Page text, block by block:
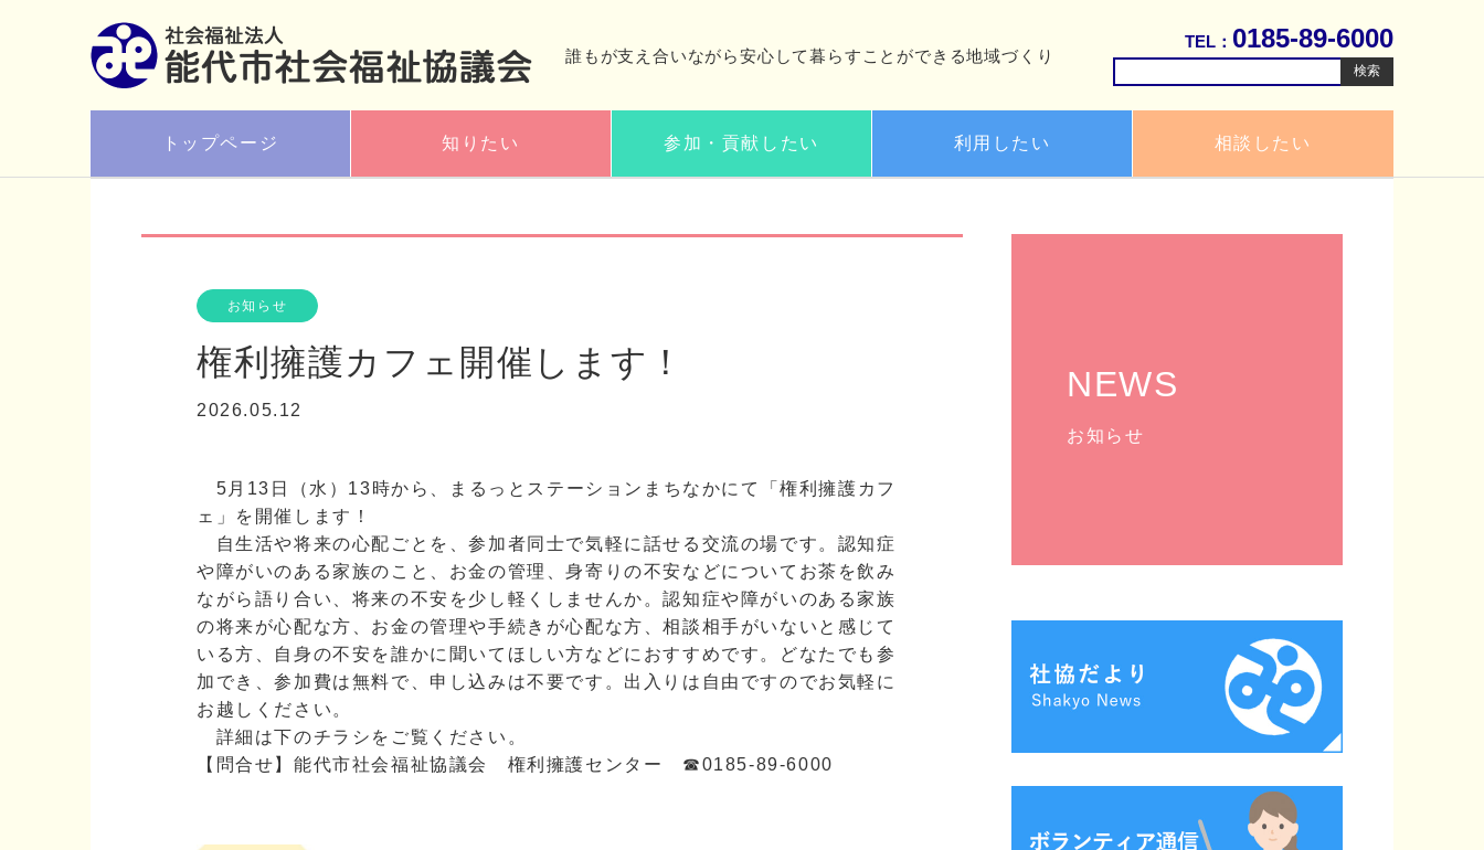
誰もが支え合いながら安心して暮らすことができる地域づくり
TEL： 0185-89-6000
索:
トップページ 知りたい 参加・貢献したい 利用したい 相談したい
NEWS
お知らせ
お知らせ
権利擁護カフェ開催します！
2026.05.12
5月13日（水）13時から、まるっとステーションまちなかにて「権利擁護カフ
ェ」を開催します！
自生活や将来の心配ごとを、参加者同士で気軽に話せる交流の場です。認知症
や障がいのある家族のこと、お金の管理、身寄りの不安などについてお茶を飲み
ながら語り合い、将来の不安を少し軽くしませんか。認知症や障がいのある家族
の将来が心配な方、お金の管理や手続きが心配な方、相談相手がいないと感じて
いる方、自身の不安を誰かに聞いてほしい方などにおすすめです。どなたでも参
加でき、参加費は無料で、申し込みは不要です。出入りは自由ですのでお気軽に
お越しください。
詳細は下のチラシをご覧ください。
【問合せ】能代市社会福祉協議会 権利擁護センター ☎0185-89-6000